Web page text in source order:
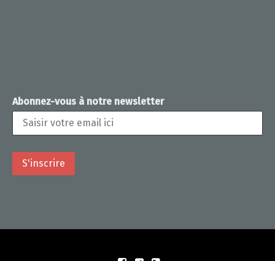
Abonnez-vous à notre newsletter